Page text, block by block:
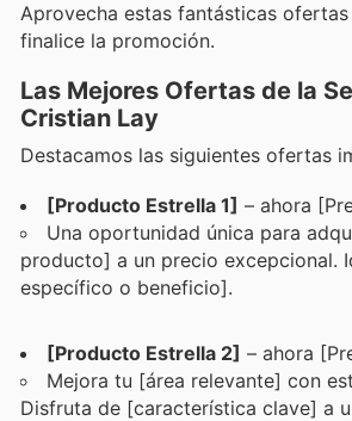
Aprovecha estas fantásticas
finalice la promoción.
Las Mejores Ofertas de la
Cristian Lay
Destacamos las siguientes ofertas
[Producto Estrella 1] – ahora
Una oportunidad única para
producto] a un precio excepcional.
específico o beneficio].
[Producto Estrella 2] – ahora
Mejora tu [área relevante] con
Disfruta de [característica clave] a